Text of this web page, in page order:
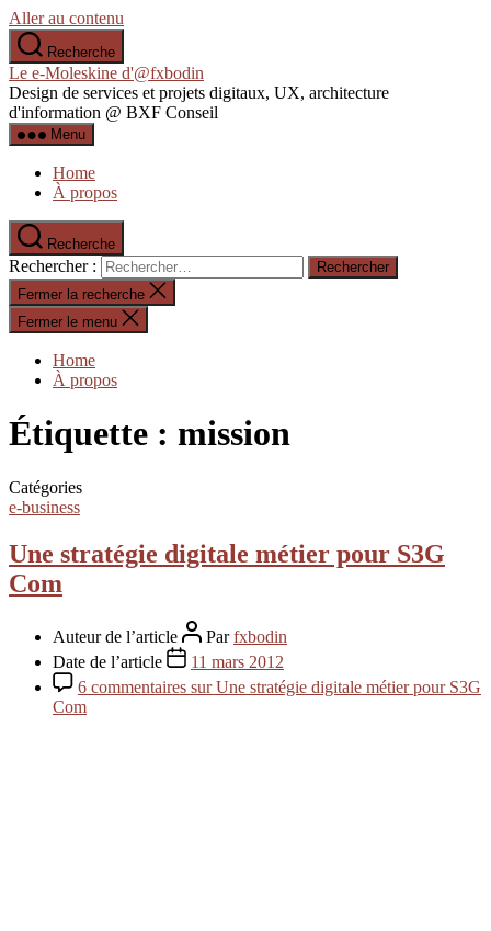
Aller au contenu
Recherche
Le e-Moleskine d'@fxbodin
Design de services et projets digitaux, UX, architecture
d'information @ BXF Conseil
Menu
Home
À propos
Recherche
Rechercher :
Fermer la recherche
Fermer le menu
Home
À propos
Étiquette : mission
Catégories
e-business
Une stratégie digitale métier pour S3G
Com
Auteur de l’article Parfxbodin
Date de l’article
11 mars 2012
6 commentaires sur Une stratégie digitale métier pour S3G
Com